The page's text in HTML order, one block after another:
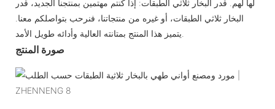
لها لهم. قدر البخار ثلاثي الطبقات: إذا كنتم مهتمين بمنتجنا الجديد، قدر
البخار ثلاثي الطبقات، أو غيره من منتجاتنا، فنرحب بتواصلكم معنا.
صورة المنتج